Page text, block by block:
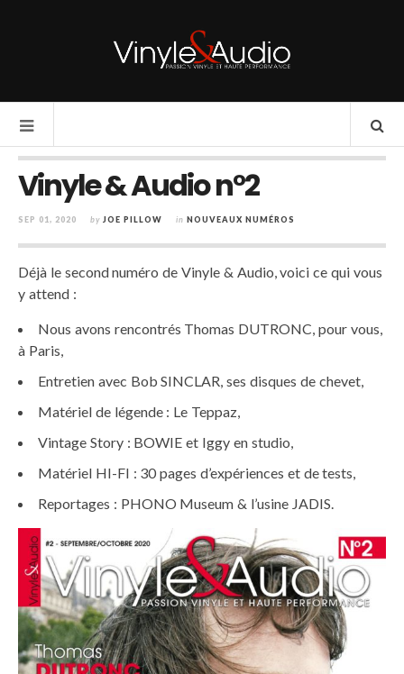
Vinyle & Audio n°2
SEP 01, 2020 by JOE PILLOW in NOUVEAUX NUMÉROS
Déjà le second numéro de Vinyle & Audio, voici ce qui vous
y attend :
Nous avons rencontrés Thomas DUTRONC, pour vous,
à Paris,
Entretien avec Bob SINCLAR, ses disques de chevet,
Matériel de légende : Le Teppaz,
Vintage Story : BOWIE et Iggy en studio,
Matériel HI-FI : 30 pages d’expériences et de tests,
Reportages : PHONO Museum & l’usine JADIS.